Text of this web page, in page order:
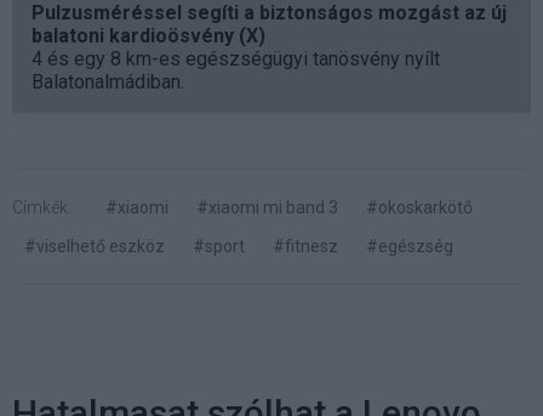
Pulzusméréssel segíti a biztonságos mozgást az új
balatoni kardioösvény (X)
4 és egy 8 km-es egészségügyi tanösvény nyílt
Balatonalmádiban.
Címkék: #xiaomi #xiaomi mi band 3
#okoskarkötő
#viselhető eszköz
#sport #fitnesz #egészség